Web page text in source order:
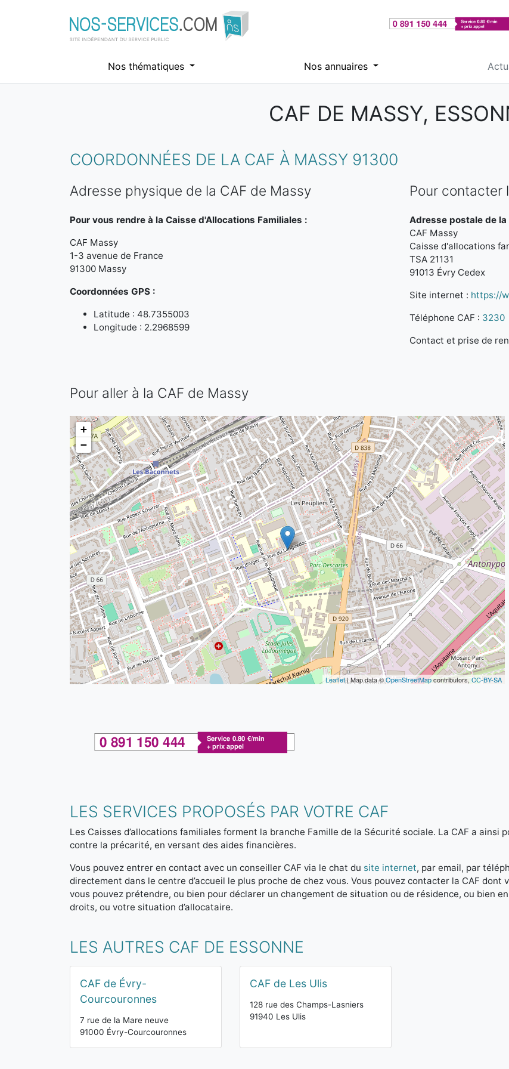
Nos thématiques Nos annuaires
CAF DE MASSY,
COORDONNÉES DE LA CAF À MASSY 91300
Adresse physique de la CAF de Massy
Pour vous rendre à la Caisse d'Allocations Familiales :
CAF Massy
1-3 avenue de France
91300 Massy
Coordonnées GPS :
Latitude : 48.7355003
Longitude : 2.2968599
Pour contacter
Adresse postale de la
CAF Massy
Caisse d'allocations
TSA 21131
91013 Évry Cedex
Site internet : https://
Téléphone CAF : 3230
Contact et prise de
Pour aller à la CAF de Massy
+
−
Leaflet| Map data ©OpenStreetMapcontributors, CC-BY-SA
LES SERVICES PROPOSÉS PAR VOTRE CAF
Les Caisses d’allocations familiales forment la branche Famille de la Sécurité sociale. La CAF a
contre la précarité, en versant des aides financières.
Vous pouvez entrer en contact avec un conseiller CAF via le chat du site internet, par email, par
directement dans le centre d’accueil le plus proche de chez vous. Vous pouvez contacter la CAF
vous pouvez prétendre, ou bien pour déclarer un changement de situation ou de résidence, ou bien
droits, ou votre situation d’allocataire.
LES AUTRES CAF DE ESSONNE
CAF de Évry-
Courcouronnes
7 rue de la Mare neuve
91000 Évry-Courcouronnes
CAF de Les Ulis
128 rue des Champs-Lasniers
91940 Les Ulis